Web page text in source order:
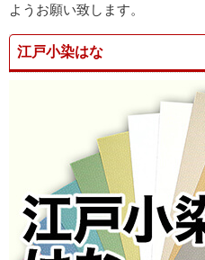
ようお願い致します。
江戸小染はな